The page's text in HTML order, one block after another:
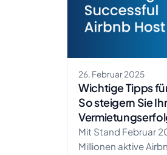
26. Februar 2025
Wichtige Tipps
So steigern Sie
Mit Stand Februar
Millionen aktive